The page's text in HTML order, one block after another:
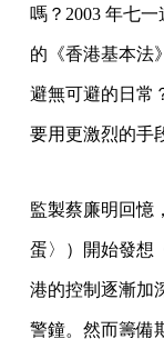
嗎？2003 年七
的《香港基本法
避無可避的日常
要用更激烈的手
監製蔡廉明回憶
蛋〉）開始發想
港的控制逐漸加
警鐘。然而籌備